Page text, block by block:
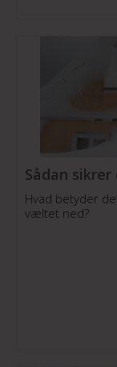
Sådan
Hvad betyder
væltet ned?